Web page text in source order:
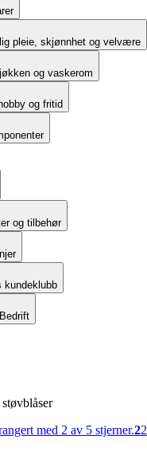
pleie, skjønnhet og velvære
og vaskerom
og fritid
og tilbehør
kundeklubb
med 2 av 5 stjerner.22